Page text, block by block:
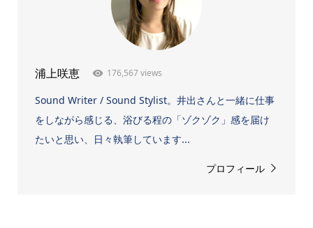
浦上咲恵 176,567 views
Sound Writer / Sound Stylist。井出さんと一緒に仕事
をしながら感じる、浴びる程の「ゾクゾク」感を届け
たいと思い、日々執筆しています...
プロフィール